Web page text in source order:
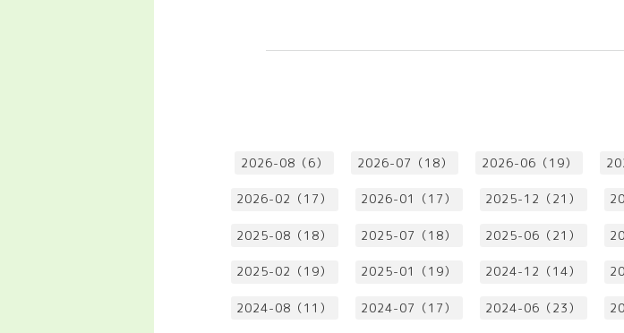
2026-08（6） 2026-07（18） 2026-06（19）
2026-02（17） 2026-01（17） 2025-12（21）
2025-08（18） 2025-07（18） 2025-06（21）
2025-02（19） 2025-01（19） 2024-12（14）
2024-08（11） 2024-07（17） 2024-06（23）